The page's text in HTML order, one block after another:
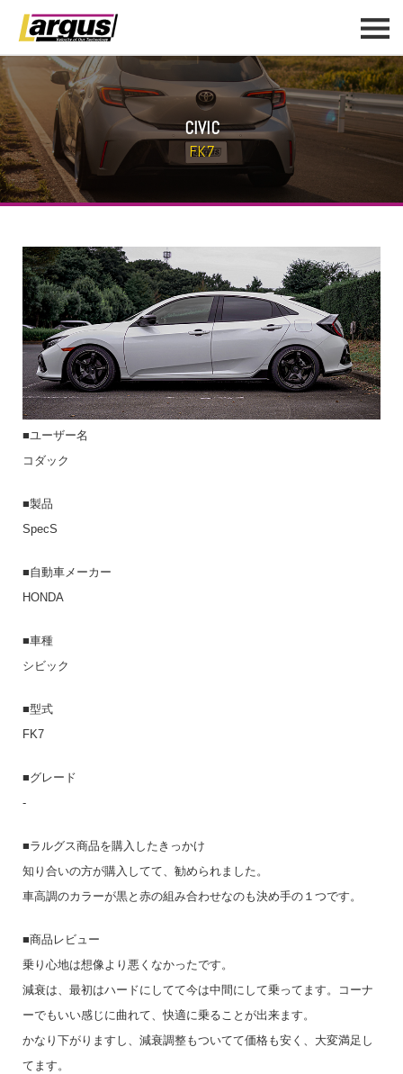
CIVIC
FK7
■ユーザー名
コダック
■製品
SpecS
■自動車メーカー
HONDA
■車種
シビック
■型式
FK7
■グレード
-
■ラルグス商品を購入したきっかけ
知り合いの方が購入してて、勧められました。
車高調のカラーが黒と赤の組み合わせなのも決め手の１つです。
■商品レビュー
乗り心地は想像より悪くなかったです。
減衰は、最初はハードにしてて今は中間にして乗ってます。コーナ
ーでもいい感じに曲れて、快適に乗ることが出来ます。
かなり下がりますし、減衰調整もついてて価格も安く、大変満足し
てます。